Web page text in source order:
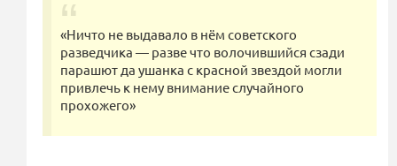
«Ничто не выдавало в нём советского
разведчика — разве что волочившийся сзади
парашют да ушанка с красной звездой могли
привлечь к нему внимание случайного
прохожего»